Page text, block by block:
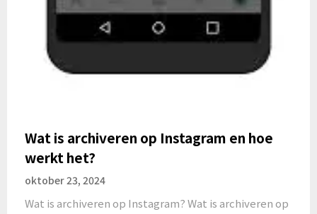
Wat is archiveren op Instagram en hoe
werkt het?
oktober 23, 2024
Wat is archiveren op Instagram? Wat is archiveren op